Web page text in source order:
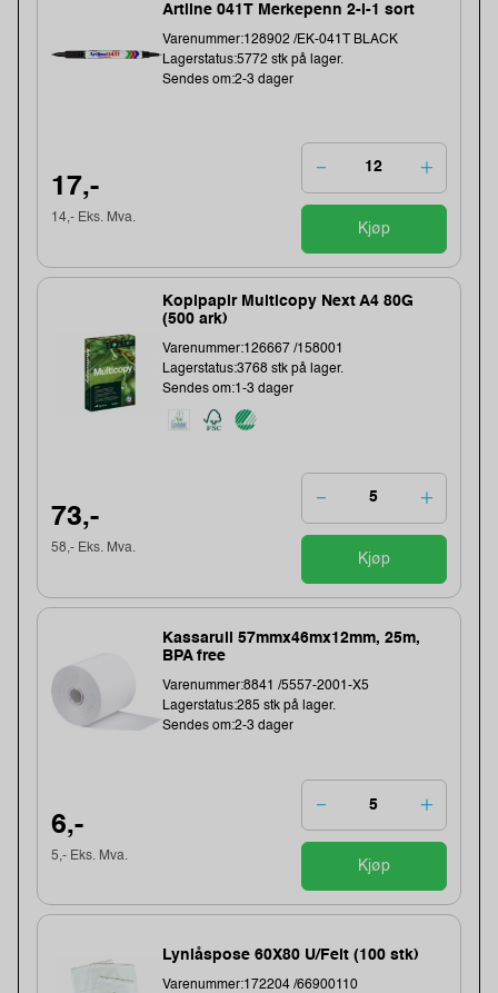
Artline 041T Merkepenn 2-i-1 sort
Varenummer:128902 /EK-041T BLACK
Lagerstatus:5772 stk på lager.
Sendes om:2-3 dager
17,-
14,- Eks. Mva.
Kjøp
Kopipapir Multicopy Next A4 80G
(500 ark)
Varenummer:126667 /158001
Lagerstatus:3768 stk på lager.
Sendes om:1-3 dager
73,-
58,- Eks. Mva.
Kjøp
Kassarull 57mmx46mx12mm, 25m,
BPA free
Varenummer:8841 /5557-2001-X5
Lagerstatus:285 stk på lager.
Sendes om:2-3 dager
6,-
5,- Eks. Mva.
Kjøp
Lynlåspose 60X80 U/Felt (100 stk)
Varenummer:172204 /66900110